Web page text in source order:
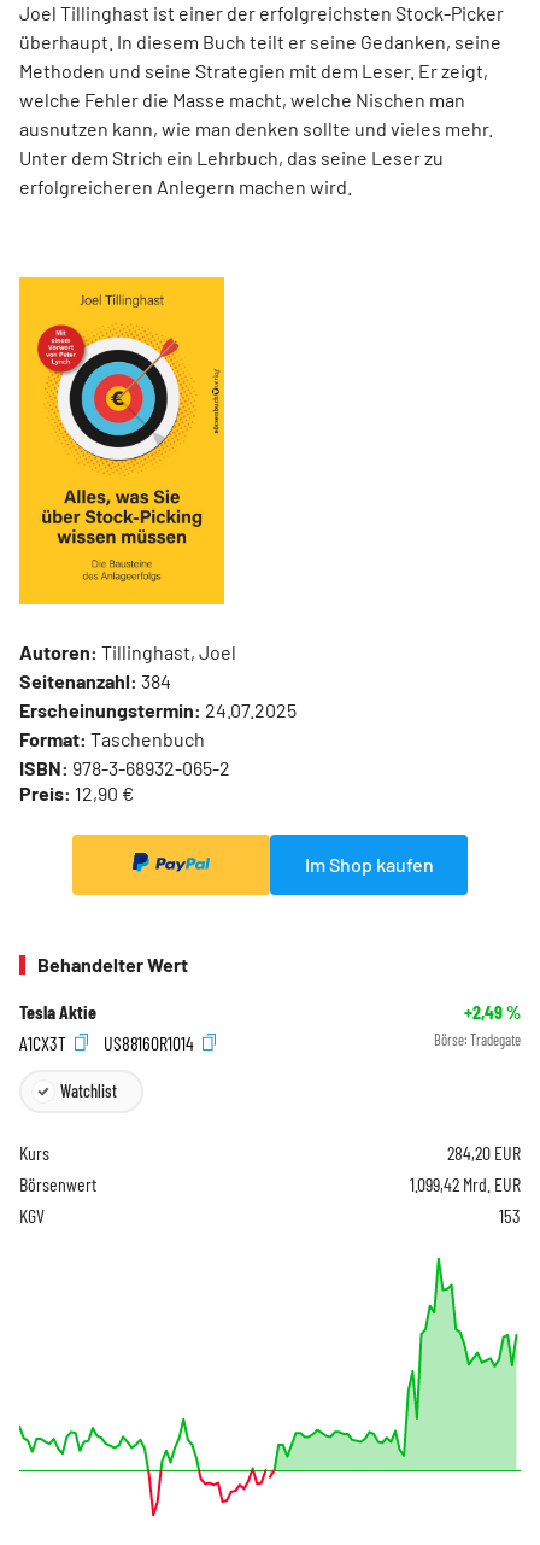
Joel Tillinghast ist einer der erfolgreichsten Stock-Picker
überhaupt. In diesem Buch teilt er seine Gedanken, seine
Methoden und seine Strategien mit dem Leser. Er zeigt,
welche Fehler die Masse macht, welche Nischen man
ausnutzen kann, wie man denken sollte und vieles mehr.
Unter dem Strich ein Lehrbuch, das seine Leser zu
erfolgreicheren Anlegern machen wird.
Autoren: Tillinghast, Joel
Seitenanzahl: 384
Erscheinungstermin: 24.07.2025
Format: Taschenbuch
ISBN: 978-3-68932-065-2
Preis: 12,90 €
Im Shop kaufen
Behandelter Wert
Tesla Aktie +2,49%
A1CX3T
US88160R1014 Börse: Tradegate
Watchlist
Kurs 284,20 EUR
Börsenwert
1.099,42 Mrd. EUR
KGV
153